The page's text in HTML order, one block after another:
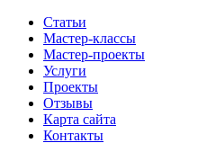
Статьи
Мастер-классы
Мастер-проекты
Услуги
Проекты
Отзывы
Карта сайта
Контакты